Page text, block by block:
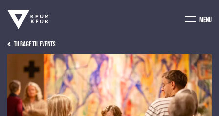
Menu
Tilbage til events